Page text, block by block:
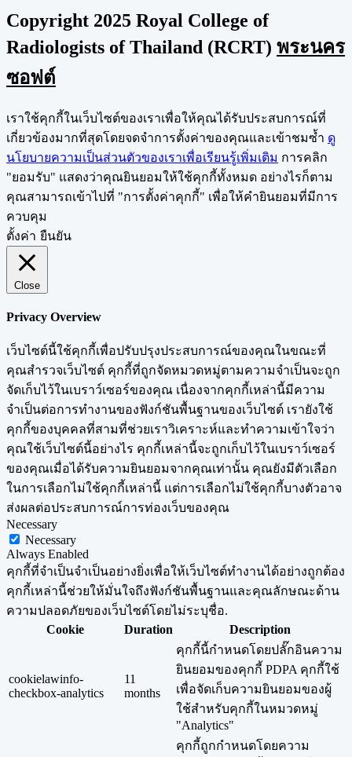
Copyright 2025 Royal College of
Radiologists of Thailand (RCRT) พระนคร
ซอฟต์
เราใช้คุกกี้ในเว็บไซต์ของเราเพื่อให้คุณได้รับประสบการณ์ที่
เกี่ยวข้องมากที่สุดโดยจดจำการตั้งค่าของคุณและเข้าชมซ้ำ ดู
นโยบายความเป็นส่วนตัวของเราเพื่อเรียนรู้เพิ่มเติม การคลิก
"ยอมรับ" แสดงว่าคุณยินยอมให้ใช้คุกกี้ทั้งหมด อย่างไรก็ตาม
คุณสามารถเข้าไปที่ "การตั้งค่าคุกกี้" เพื่อให้คำยินยอมที่มีการ
ควบคุม
ตั้งค่า ยืนยัน
Close
Privacy Overview
เว็บไซต์นี้ใช้คุกกี้เพื่อปรับปรุงประสบการณ์ของคุณในขณะที่
คุณสำรวจเว็บไซต์ คุกกี้ที่ถูกจัดหมวดหมู่ตามความจำเป็นจะถูก
จัดเก็บไว้ในเบราว์เซอร์ของคุณ เนื่องจากคุกกี้เหล่านี้มีความ
จำเป็นต่อการทำงานของฟังก์ชันพื้นฐานของเว็บไซต์ เรายังใช้
คุกกี้ของบุคคลที่สามที่ช่วยเราวิเคราะห์และทำความเข้าใจว่า
คุณใช้เว็บไซต์นี้อย่างไร คุกกี้เหล่านี้จะถูกเก็บไว้ในเบราว์เซอร์
ของคุณเมื่อได้รับความยินยอมจากคุณเท่านั้น คุณยังมีตัวเลือก
ในการเลือกไม่ใช้คุกกี้เหล่านี้ แต่การเลือกไม่ใช้คุกกี้บางตัวอาจ
ส่งผลต่อประสบการณ์การท่องเว็บของคุณ
Necessary
Necessary
Always Enabled
คุกกี้ที่จำเป็นจำเป็นอย่างยิ่งเพื่อให้เว็บไซต์ทำงานได้อย่างถูกต้อง
คุกกี้เหล่านี้ช่วยให้มั่นใจถึงฟังก์ชันพื้นฐานและคุณลักษณะด้าน
ความปลอดภัยของเว็บไซต์โดยไม่ระบุชื่อ.
Cookie
Duration Description
cookielawinfo-
checkbox-analytics
11
months
คุกกี้นี้กำหนดโดยปลั๊กอินความ
ยินยอมของคุกกี้ PDPA คุกกี้ใช้
เพื่อจัดเก็บความยินยอมของผู้
ใช้สำหรับคุกกี้ในหมวดหมู่
"Analytics"
คุกกี้ถูกกำหนดโดยความ